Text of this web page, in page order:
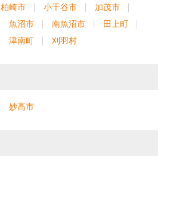
柏崎市 小千谷市
加茂市
魚沼市 南魚沼市
田上町
津南町 刈羽村
妙高市